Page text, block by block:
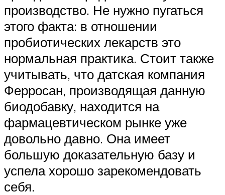
производство. Не нужно пугаться
этого факта: в отношении
пробиотических лекарств это
нормальная практика. Стоит также
учитывать, что датская компания
Ферросан, производящая данную
биодобавку, находится на
фармацевтическом рынке уже
довольно давно. Она имеет
большую доказательную базу и
успела хорошо зарекомендовать
себя.